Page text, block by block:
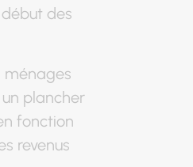
des
ménages
plancher
fonction
revenus